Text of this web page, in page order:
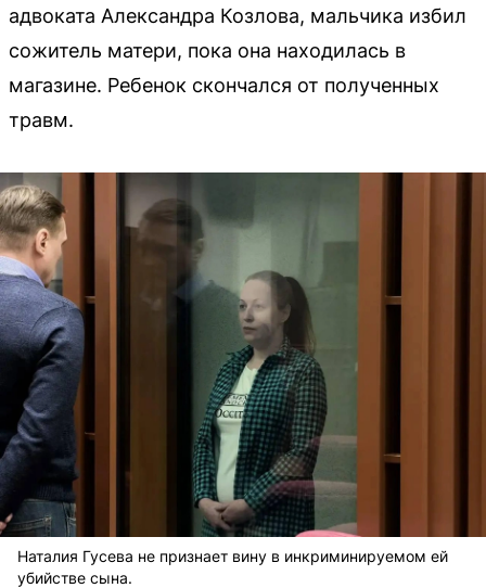
адвоката Александра Козлова, мальчика избил
сожитель матери, пока она находилась в
магазине. Ребенок скончался от полученных
травм.
Наталия Гусева не признает вину в инкриминируемом ей
убийстве сына.